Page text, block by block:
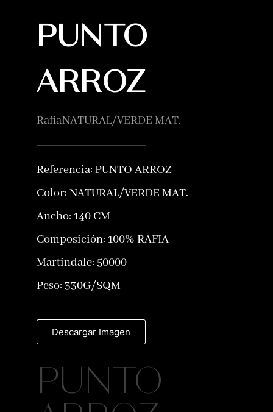
PUNTO
ARROZ
RafiaNATURAL/VERDE MAT.
Referencia: PUNTO ARROZ
Color: NATURAL/VERDE MAT.
Ancho: 140 CM
Composición: 100% RAFIA
Martindale: 50000
Peso: 330G/SQM
Descargar Imagen
PUNTO